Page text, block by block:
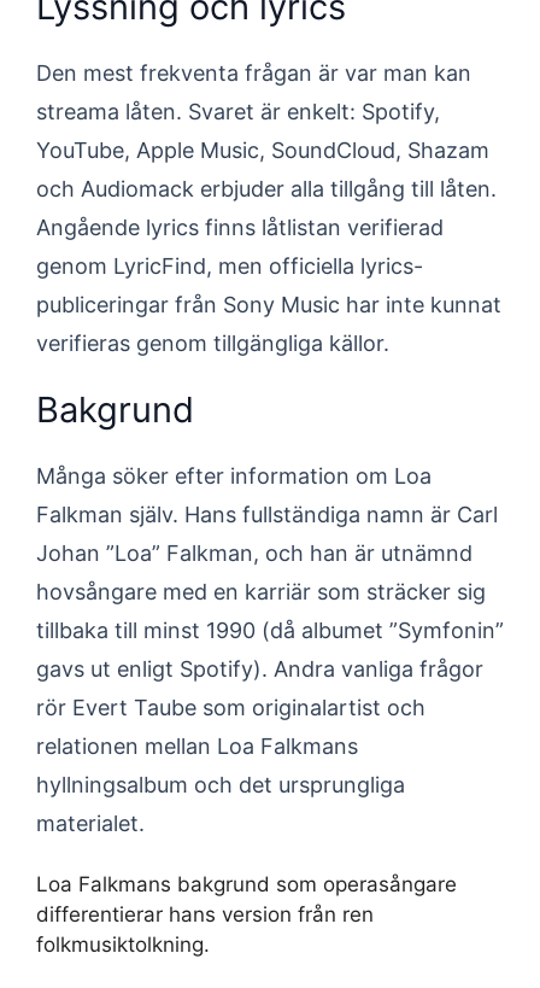
Den mest frekventa frågan är var man kan
streama låten. Svaret är enkelt: Spotify,
YouTube, Apple Music, SoundCloud, Shazam
och Audiomack erbjuder alla tillgång till låten.
Angående lyrics finns låtlistan verifierad
genom LyricFind, men officiella lyrics-
publiceringar från Sony Music har inte kunnat
verifieras genom tillgängliga källor.
Bakgrund
Många söker efter information om Loa
Falkman själv. Hans fullständiga namn är Carl
Johan ”Loa” Falkman, och han är utnämnd
hovsångare med en karriär som sträcker sig
tillbaka till minst 1990 (då albumet ”Symfonin”
gavs ut enligt Spotify). Andra vanliga frågor
rör Evert Taube som originalartist och
relationen mellan Loa Falkmans
hyllningsalbum och det ursprungliga
materialet.
Loa Falkmans bakgrund som operasångare
differentierar hans version från ren
folkmusiktolkning.